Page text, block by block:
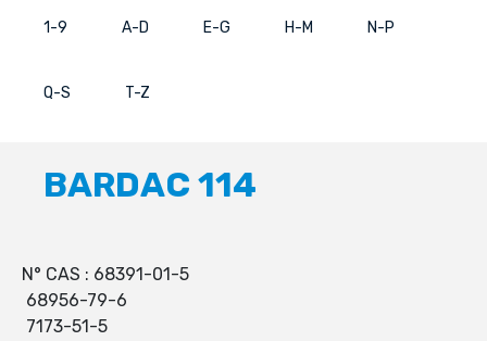
1-9 A-D E-G H-M N-P
Q-S T-Z
BARDAC 114
N° CAS : 68391-01-5
68956-79-6
7173-51-5